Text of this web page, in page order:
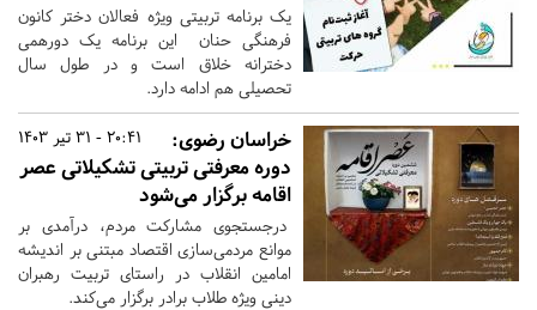
یک برنامه تربیتی ویژه فعالان دختر کانون
فرهنگی حنان این برنامه یک دورهمی
دخترانه خلاق است و در طول سال
تحصیلی هم ادامه دارد.
20:41 - 31 تیر 1403
خراسان رضوی:
دوره معرفتی تربیتی تشكيلاتی عصر
اقامه برگزار می‌شود
درجستجوی مشارکت مردم، درآمدی بر
موانع مردمی‌سازی اقتصاد مبتنی بر اندیشه
امامین انقلاب در راستای تربیت رهبران
دینی ویژه طلاب برادر برگزار می‌کند.